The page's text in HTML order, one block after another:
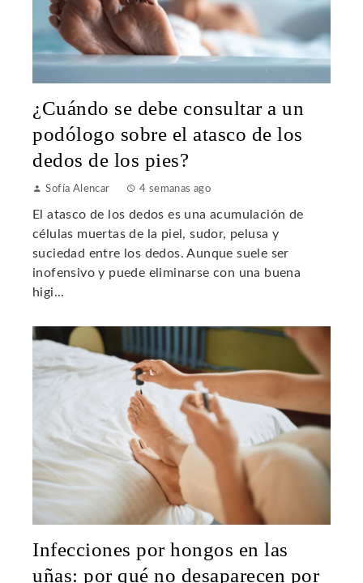
¿Cuándo se debe consultar a un
podólogo sobre el atasco de los
dedos de los pies?
Sofía Alencar 4 semanas ago
El atasco de los dedos es una acumulación de
células muertas de la piel, sudor, pelusa y
suciedad entre los dedos. Aunque suele ser
inofensivo y puede eliminarse con una buena
higi...
Infecciones por hongos en las
uñas: por qué no desaparecen por